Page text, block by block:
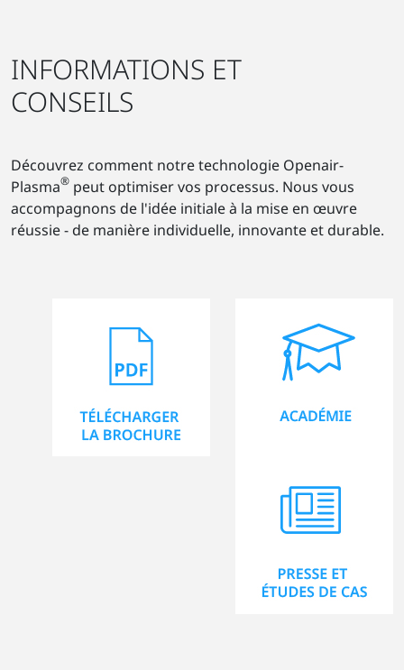
INFORMATIONS ET
CONSEILS
Découvrez comment notre technologie Openair-
Plasma® peut optimiser vos processus. Nous vous
accompagnons de l'idée initiale à la mise en œuvre
réussie - de manière individuelle, innovante et durable.